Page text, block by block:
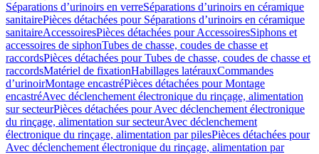
Séparations d’urinoirs en verreSéparations d’urinoirs en céramique
sanitairePièces détachées pour Séparations d’urinoirs en céramique
sanitaireAccessoiresPièces détachées pour AccessoiresSiphons et
accessoires de siphonTubes de chasse, coudes de chasse et
raccordsPièces détachées pour Tubes de chasse, coudes de chasse et
raccordsMatériel de fixationHabillages latérauxCommandes
dʼurinoirMontage encastréPièces détachées pour Montage
encastréAvec déclenchement électronique du rinçage, alimentation
sur secteurPièces détachées pour Avec déclenchement électronique
du rinçage, alimentation sur secteurAvec déclenchement
électronique du rinçage, alimentation par pilesPièces détachées pour
Avec déclenchement électronique du rinçage, alimentation par